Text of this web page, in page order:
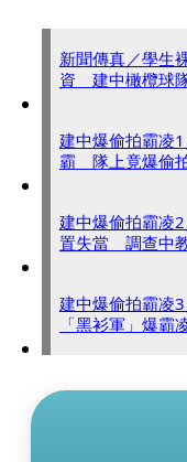
新聞傳真／學生
資 建中橄欖球
建中爆偷拍霸凌
霸 隊上竟爆偷
建中爆偷拍霸凌
置失當 調查中
建中爆偷拍霸凌
「黑衫軍」爆霸